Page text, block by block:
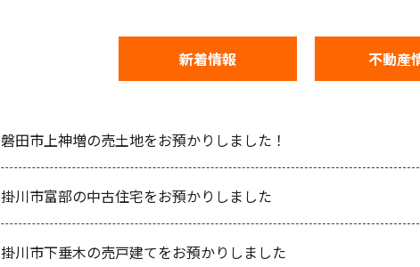
新着情報 不動産
磐田市上神増の売土地をお預かりしました！
掛川市富部の中古住宅をお預かりしました
掛川市下垂木の売戸建てをお預かりしました